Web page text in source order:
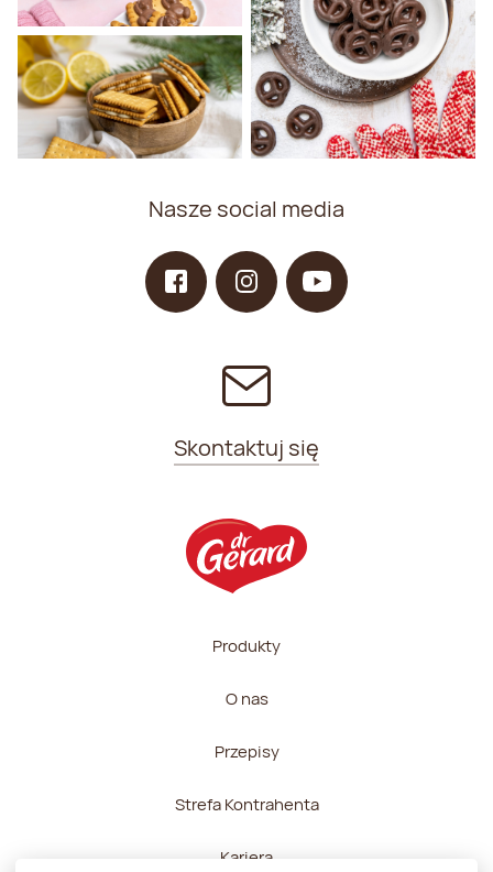
Nasze social media
Skontaktuj się
Produkty
O nas
Przepisy
Strefa Kontrahenta
Kariera